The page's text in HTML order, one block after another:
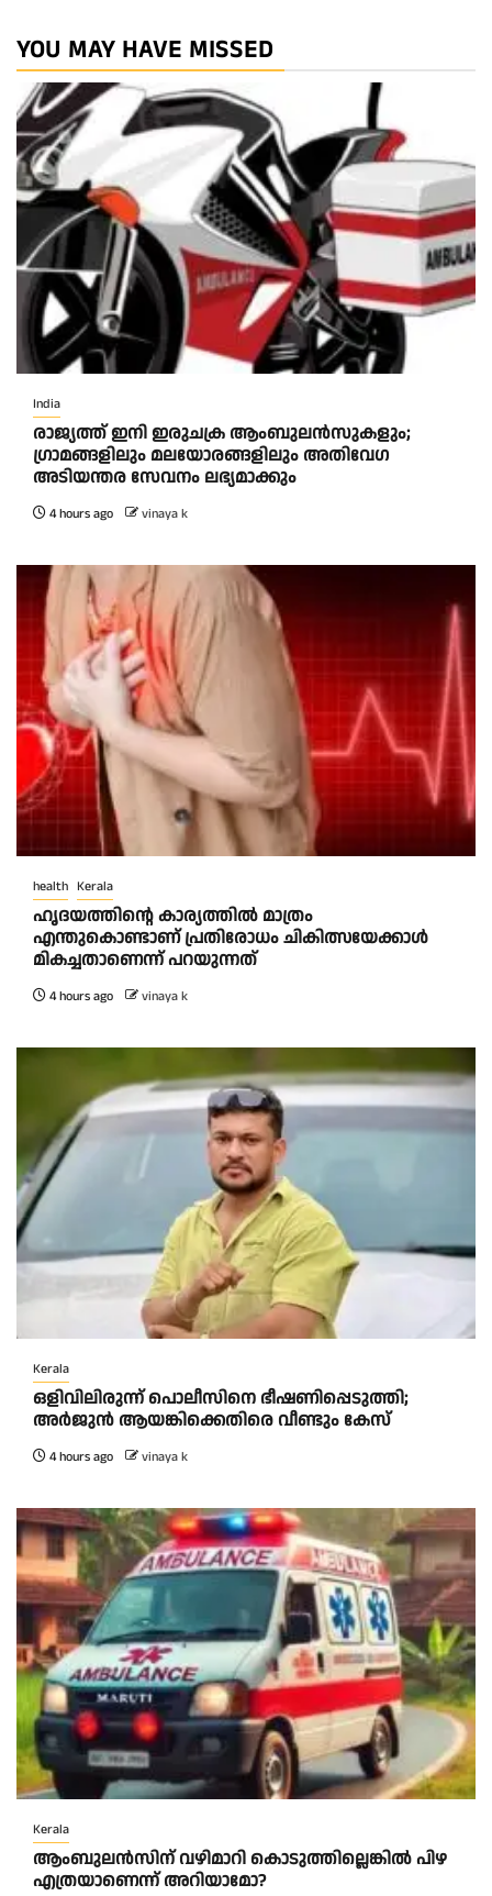
YOU MAY HAVE MISSED
India
രാജ്യത്ത് ഇനി ഇരുചക്ര ആംബുലന്‍സുകളും;
ഗ്രാമങ്ങളിലും മലയോരങ്ങളിലും അതിവേഗ
അടിയന്തര സേവനം ലഭ്യമാക്കും
4 hours ago vinaya k
health Kerala
ഹൃദയത്തിന്റെ കാര്യത്തിൽ മാത്രം
എന്തുകൊണ്ടാണ് പ്രതിരോധം ചികിത്സയേക്കാൾ
മികച്ചതാണെന്ന് പറയുന്നത്
4 hours ago vinaya k
Kerala
ഒളിവിലിരുന്ന് പൊലീസിനെ ഭീഷണിപ്പെടുത്തി;
അർജുൻ ആയങ്കിക്കെതിരെ വീണ്ടും കേസ്
4 hours ago vinaya k
Kerala
ആംബുലന്‍സിന് വഴിമാറി കൊടുത്തില്ലെങ്കില്‍ പിഴ
എത്രയാണെന്ന് അറിയാമോ?